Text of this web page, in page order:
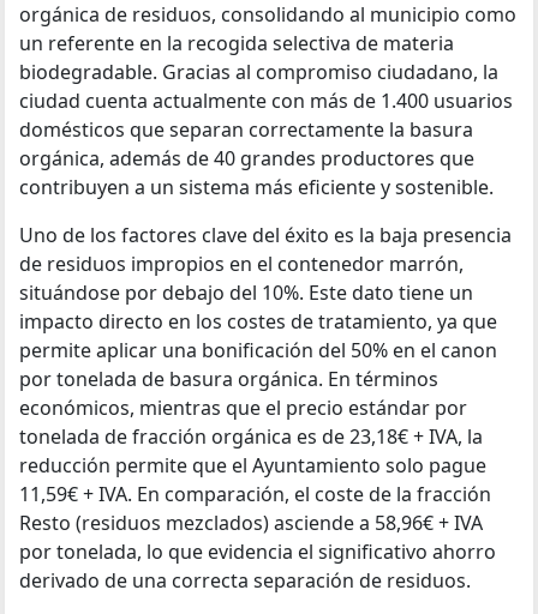
orgánica de residuos, consolidando al municipio como
un referente en la recogida selectiva de materia
biodegradable. Gracias al compromiso ciudadano, la
ciudad cuenta actualmente con más de 1.400 usuarios
domésticos que separan correctamente la basura
orgánica, además de 40 grandes productores que
contribuyen a un sistema más eficiente y sostenible.
Uno de los factores clave del éxito es la baja presencia
de residuos impropios en el contenedor marrón,
situándose por debajo del 10%. Este dato tiene un
impacto directo en los costes de tratamiento, ya que
permite aplicar una bonificación del 50% en el canon
por tonelada de basura orgánica. En términos
económicos, mientras que el precio estándar por
tonelada de fracción orgánica es de 23,18€ + IVA, la
reducción permite que el Ayuntamiento solo pague
11,59€ + IVA. En comparación, el coste de la fracción
Resto (residuos mezclados) asciende a 58,96€ + IVA
por tonelada, lo que evidencia el significativo ahorro
derivado de una correcta separación de residuos.